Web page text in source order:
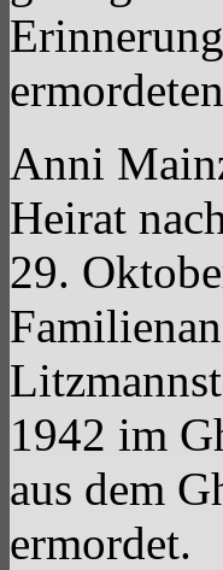
Anni
Heirat
29.
1942 im
aus dem
ermordet.